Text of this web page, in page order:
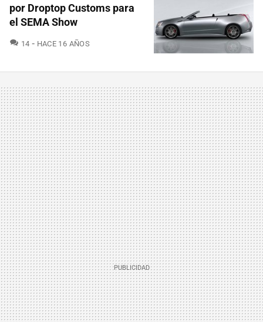
por Droptop Customs para
el SEMA Show
14 COMENTARIOS
HACE 16 AÑOS